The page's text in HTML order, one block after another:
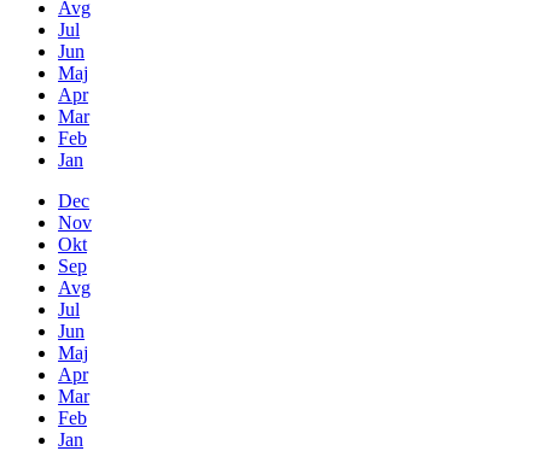
Avg
Jul
Jun
Maj
Apr
Mar
Feb
Jan
Dec
Nov
Okt
Sep
Avg
Jul
Jun
Maj
Apr
Mar
Feb
Jan